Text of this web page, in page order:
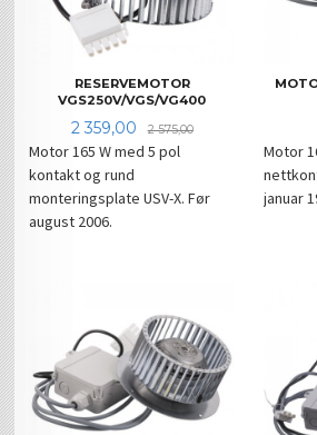
RESERVEMOTOR
VGS250V/VGS/VG400
Tilbud
2 359,00 2 575,00Rabatt
Motor 165 W med 5 pol
kontakt og rund
monteringsplate USV-X. Før
august 2006.
Motor
januar